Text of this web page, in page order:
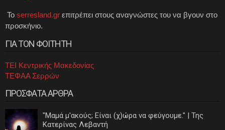
Το serresland.gr επιτρέπει στους αναγνώστες του να βγουν στο
προσκήνιο.
ΓΙΑ ΤΟΝ ΦΟΙΤΗΤΗ
ΤΕΙ Κεντρικής Μακεδονίας
ΤΕΦΑΑ Σερρών
ΠΡΟΣΦΑΤΑ ΑΡΘΡΑ
"Μαμά μ'ακούς; Είναι (χ)ώρα να φεύγουμε." | Της
Κατερίνας Λεβαντή